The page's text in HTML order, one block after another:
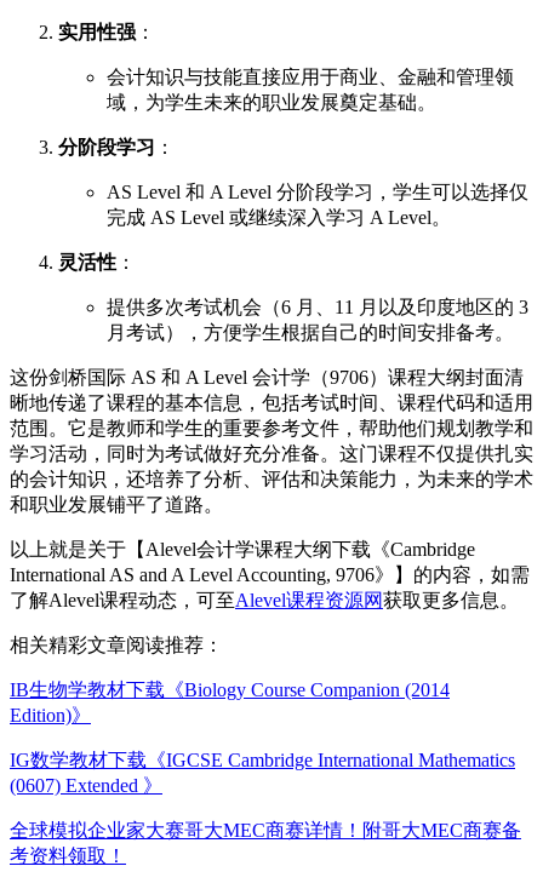
实用性强 ：
会计知识与技能直接应用于商业、金融和管理领
域，为学生未来的职业发展奠定基础。
分阶段学习 ：
AS Level 和 A Level 分阶段学习，学生可以选择仅
完成 AS Level 或继续深入学习 A Level。
灵活性 ：
提供多次考试机会（6 月、11 月以及印度地区的 3
月考试），方便学生根据自己的时间安排备考。
这份剑桥国际 AS 和 A Level 会计学（9706）课程大纲封面清
晰地传递了课程的基本信息，包括考试时间、课程代码和适用
范围。它是教师和学生的重要参考文件，帮助他们规划教学和
学习活动，同时为考试做好充分准备。这门课程不仅提供扎实
的会计知识，还培养了分析、评估和决策能力，为未来的学术
和职业发展铺平了道路。
以上就是关于【Alevel会计学课程大纲下载《Cambridge
International AS and A Level Accounting, 9706》】的内容，如需
了解Alevel课程动态，可至Alevel课程资源网获取更多信息。
相关精彩文章阅读推荐：
IB生物学教材下载《Biology Course Companion (2014
Edition)》
IG数学教材下载《IGCSE Cambridge International Mathematics
(0607) Extended 》
全球模拟企业家大赛哥大MEC商赛详情！附哥大MEC商赛备
考资料领取！